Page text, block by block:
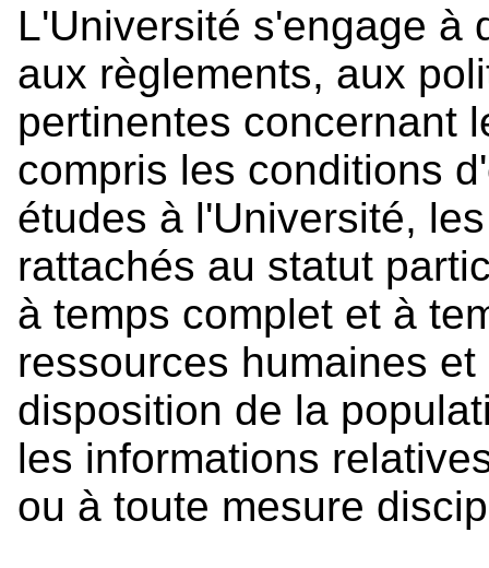
L'Université s'engage à
aux règlements, aux
pertinentes concernant
compris les conditions
études à l'Université,
rattachés au statut
à temps complet et à
ressources humaines
disposition de la
les informations
ou à toute mesure